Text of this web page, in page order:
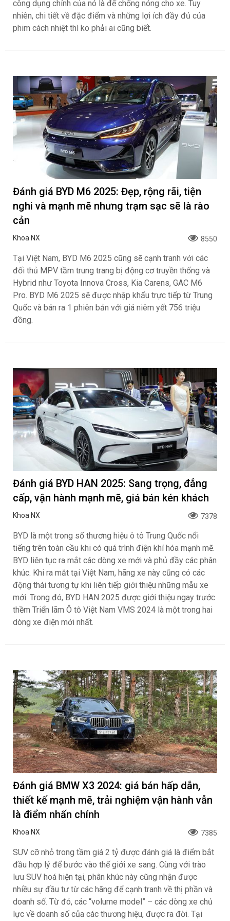
công dụng chính của nó là để chống nóng cho xe. Tuy
nhiên, chi tiết về đặc điểm và những lợi ích đầy đủ của
phim cách nhiệt thì ko phải ai cũng biết.
Đánh giá BYD M6 2025: Đẹp, rộng rãi, tiện
nghi và mạnh mẽ nhưng trạm sạc sẽ là rào
cản
Khoa NX 8550
Tại Việt Nam, BYD M6 2025 cũng sẽ cạnh tranh với các
đối thủ MPV tầm trung trang bị động cơ truyền thống và
Hybrid như Toyota Innova Cross, Kia Carens, GAC M6
Pro. BYD M6 2025 sẽ được nhập khẩu trực tiếp từ Trung
Quốc và bán ra 1 phiên bản với giá niêm yết 756 triệu
đồng.
Đánh giá BYD HAN 2025: Sang trọng, đẳng
cấp, vận hành mạnh mẽ, giá bán kén khách
Khoa NX 7378
BYD là một trong số thương hiệu ô tô Trung Quốc nổi
tiếng trên toàn cầu khi có quá trình điện khí hóa mạnh mẽ.
BYD liên tục ra mắt các dòng xe mới và phủ đầy các phân
khúc. Khi ra mắt tại Việt Nam, hãng xe này cũng có các
động thái tương tự khi liên tiếp giới thiệu những mẫu xe
mới. Trong đó, BYD HAN 2025 được giới thiệu ngay trước
thềm Triển lãm Ô tô Việt Nam VMS 2024 là một trong hai
dòng xe điện mới nhất.
Đánh giá BMW X3 2024: giá bán hấp dẫn,
thiết kế mạnh mẽ, trải nghiệm vận hành vẫn
là điểm nhấn chính
Khoa NX 7385
SUV cỡ nhỏ trong tầm giá 2 tỷ được đánh giá là điểm bắt
đầu hợp lý để bước vào thế giới xe sang. Cùng với trào
lưu SUV hoá hiện tại, phân khúc này cũng nhận được
nhiều sự đầu tư từ các hãng để cạnh tranh về thị phần và
doanh số. Từ đó, các “volume model” – các dòng xe chủ
lực về doanh số của các thương hiệu, được ra đời. Tại